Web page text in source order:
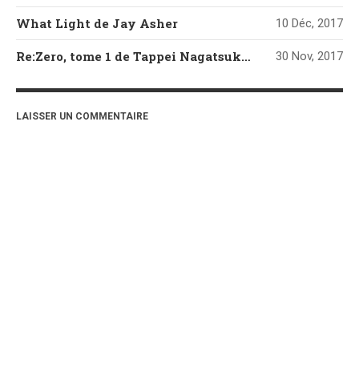
What Light de Jay Asher 10 Déc, 2017
Re:Zero, tome 1 de Tappei Nagatsuki et Shinichirou Otsuka 30 Nov, 2017
LAISSER UN COMMENTAIRE